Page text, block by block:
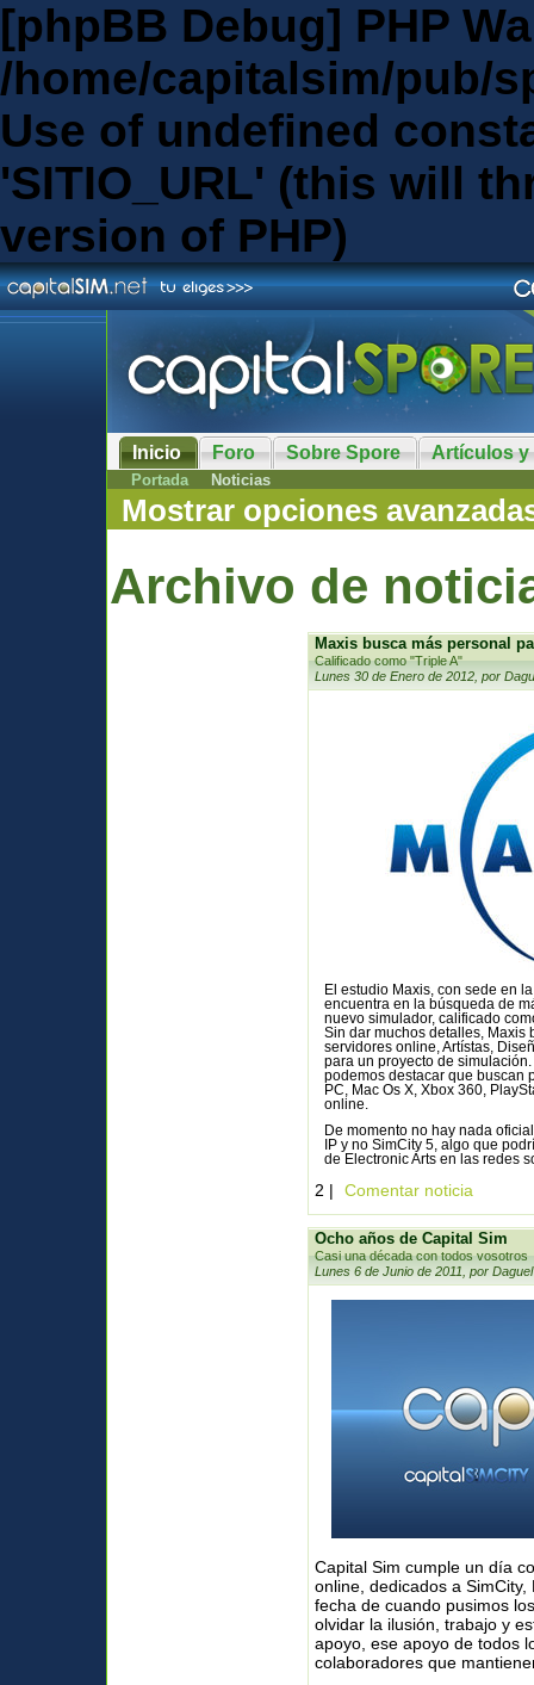
[phpBB Debug] PHP
/home/capitalsim/pub/
Use of undefined
'SITIO_URL' (this will
version of PHP)
Inicio Foro Sobre Spore Artículos y
Portada Noticias
Mostrar opciones
Archivo de
Maxis busca más personal
Calificado como "Triple A"
Lunes 30 de Enero de 2012, por
El estudio Maxis, con sede en
encuentra en la búsqueda de
nuevo simulador, calificado
Sin dar muchos detalles, Maxis
servidores online, Artístas,
para un proyecto de
podemos destacar que buscan
PC, Mac Os X, Xbox 360,
online.
De momento no hay nada
IP y no SimCity 5, algo que
de Electronic Arts en las redes
2 | Comentar noticia
Ocho años de Capital Sim
Casi una década con todos vosotros
Lunes 6 de Junio de 2011, por Daguel
Capital Sim cumple un día
online, dedicados a
fecha de cuando pusimos
olvidar la ilusión, trabajo y
apoyo, ese apoyo de todos
colaboradores que